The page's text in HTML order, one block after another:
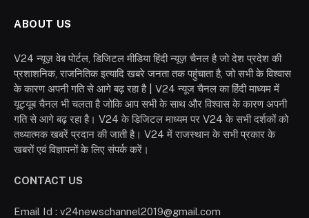
ABOUT US
V24 न्यूज़ वेब पोर्टल, डिजिटल मीडिया हिंदी न्यूज़ चैनल है जो देश प्रदेश की
प्रशाशनिक, राजनितिक इत्यादि खबरे जनता तक पहुंचाता है, जो सभी के विश्वास
के कारण अपनी गति से आगे बढ़ रहा है | V24 न्यूज चैनल का हिंदी माध्यम में
यूट्यूब चैनल भी चलता है जोकि आप सभी के साथ और विश्वास के कारण अपनी
गति से आगे बढ़ रहा है। V24 के डिजिटल माध्यम पर V24 के सभी दर्शकों को
तथ्यात्मक खबरें प्रदान की जाती है। V24 में राजस्थान के सभी प्रकार के
खबरों एवं विज्ञापनों के लिए संपर्क करें।
CONTACT US
Email Id : v24newschannel2019@gmail.com